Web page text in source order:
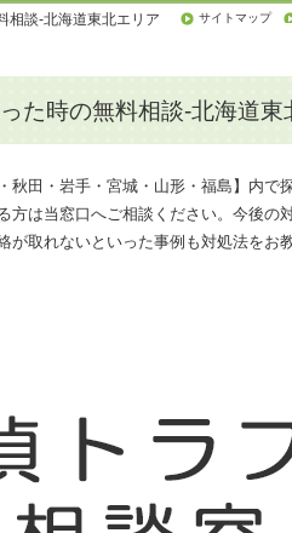
た時の無料相談‐北海道東
秋田・岩手・宮城・山形・福島】内で
は当窓口へご相談ください。今後の
が取れないといった事例も対処法をお
相談‐北海道東北エリア サイトマップ